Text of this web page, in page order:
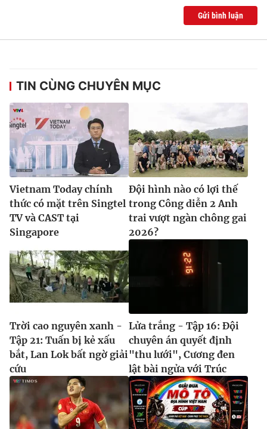
Gửi bình luận
TIN CÙNG CHUYÊN MỤC
Vietnam Today chính
thức có mặt trên Singtel
TV và CAST tại
Singapore
Đội hình nào có lợi thế
trong Công diễn 2 Anh
trai vượt ngàn chông gai
2026?
Trời cao nguyên xanh -
Tập 21: Tuấn bị kẻ xấu
bắt, Lan Lok bất ngờ giải
cứu
Lửa trắng - Tập 16: Đội
chuyên án quyết định
"thu lưới", Cương đen
lật bài ngửa với Trúc